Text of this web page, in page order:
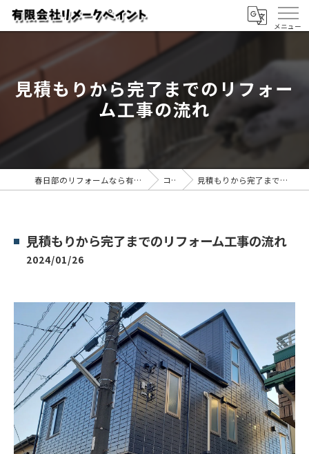
見積もりから完了までのリフォー
ム工事の流れ
春日部のリフォームなら有限会社リメークペイント コラム 見積もりから完了までのリフォーム工事の流れ
見積もりから完了までのリフォーム工事の流れ
2024/01/26